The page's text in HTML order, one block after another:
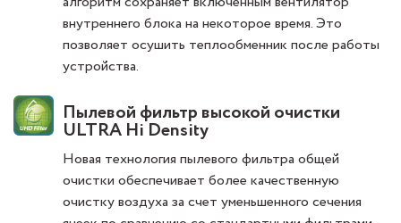
внутреннего блока на некоторое время. Это
позволяет осушить теплообменник после работы
устройства.
Пылевой фильтр высокой очистки
ULTRA Hi Density
Новая технология пылевого фильтра общей
очистки обеспечивает более качественную
очистку воздуха за счет уменьшенного сечения